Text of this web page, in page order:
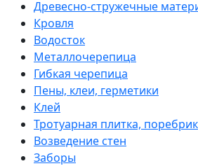
Древесно-стружечные
Кровля
Водосток
Металлочерепица
Гибкая черепица
Пены, клеи, герметики
Клей
Тротуарная плитка, поребрик
Возведение стен
Заборы